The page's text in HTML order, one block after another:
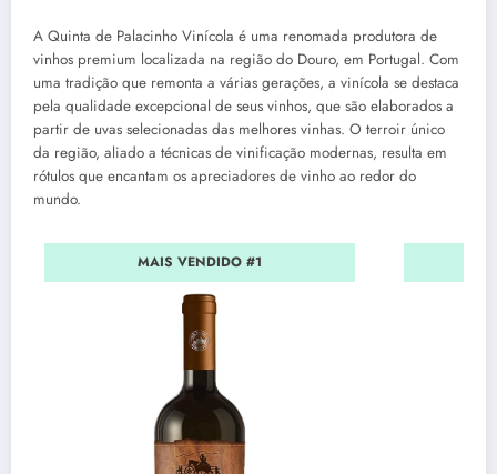
A Quinta de Palacinho Vinícola é uma renomada produtora de
vinhos premium localizada na região do Douro, em Portugal. Com
uma tradição que remonta a várias gerações, a vinícola se destaca
pela qualidade excepcional de seus vinhos, que são elaborados a
partir de uvas selecionadas das melhores vinhas. O terroir único
da região, aliado a técnicas de vinificação modernas, resulta em
rótulos que encantam os apreciadores de vinho ao redor do
mundo.
MAIS VENDIDO #1